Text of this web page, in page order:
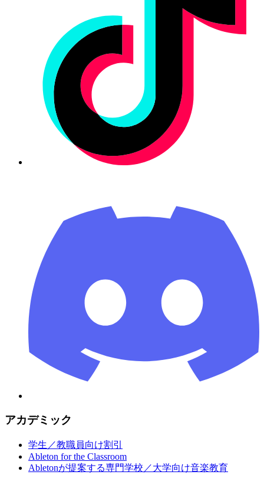
アカデミック
学生／教職員向け割引
Ableton for the Classroom
Abletonが提案する専門学校／大学向け音楽教育